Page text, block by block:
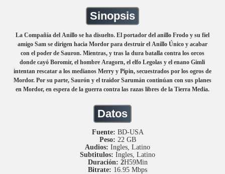
Sinopsis
La Compañía del Anillo se ha disuelto. El portador del anillo Frodo y su fiel
amigo Sam se dirigen hacia Mordor para destruir el Anillo Único y acabar
con el poder de Sauron. Mientras, y tras la dura batalla contra los orcos
donde cayó Boromir, el hombre Aragorn, el elfo Legolas y el enano Gimli
intentan rescatar a los medianos Merry y Pipin, secuestrados por los ogros de
Mordor. Por su parte, Saurón y el traidor Sarumán continúan con sus planes
en Mordor, en espera de la guerra contra las razas libres de la Tierra Media.
Datos
Fuente: BD-USA
Peso: 22 GB
Audios: Ingles, Latino
Subtitulos: Ingles, Latino
Duración: 2H59Min
Bitrate: 16.95 Mbps